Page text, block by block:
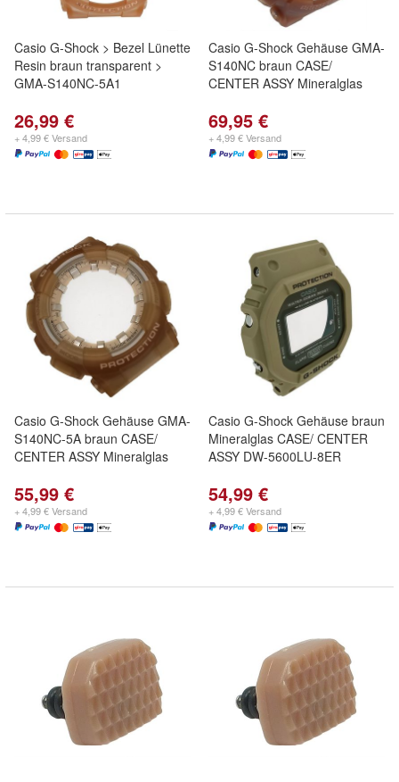
Casio G-Shock > Bezel Lünette
Resin braun transparent >
GMA-S140NC-5A1
26,99 €
+ 4,99 € Versand
Casio G-Shock Gehäuse GMA-
S140NC braun CASE/
CENTER ASSY Mineralglas
69,95 €
+ 4,99 € Versand
Casio G-Shock Gehäuse GMA-
S140NC-5A braun CASE/
CENTER ASSY Mineralglas
55,99 €
+ 4,99 € Versand
Casio G-Shock Gehäuse braun
Mineralglas CASE/ CENTER
ASSY DW-5600LU-8ER
54,99 €
+ 4,99 € Versand